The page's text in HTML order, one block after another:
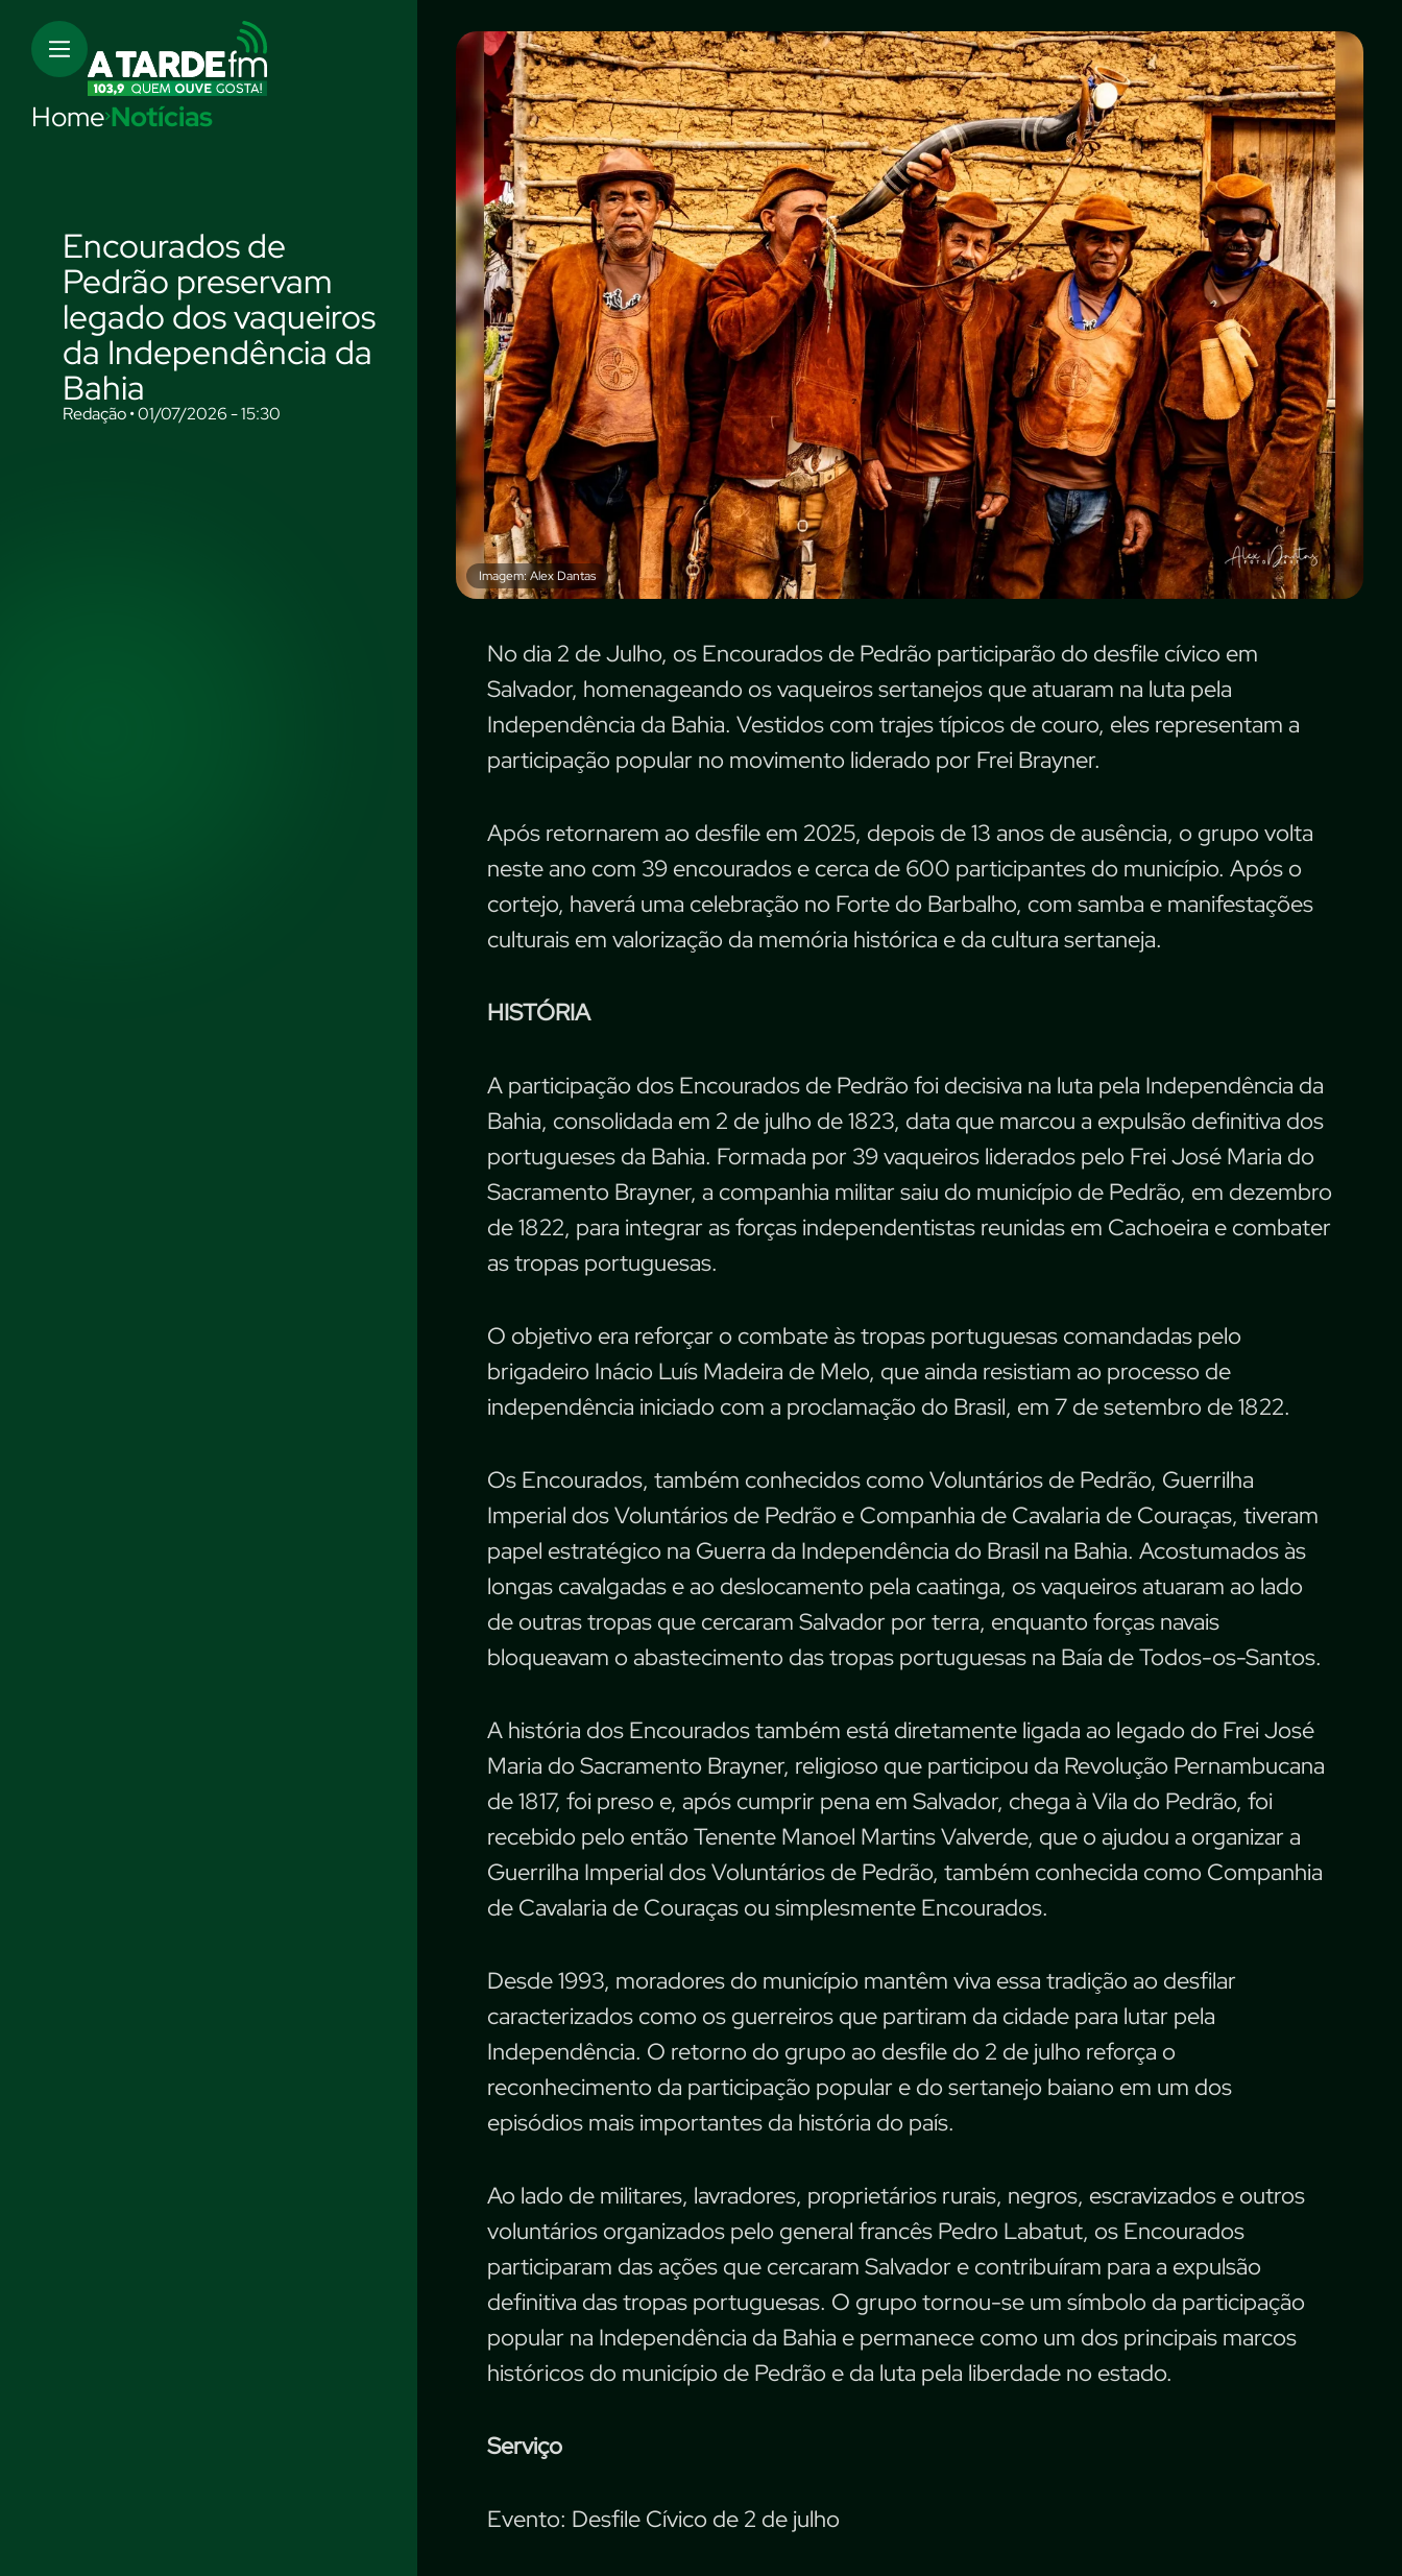
Home Notícias
Encourados de
Pedrão preservam
legado dos vaqueiros
da Independência da
Bahia
Redação • 01/07/2026 - 15:30
Imagem: Alex Dantas
No dia 2 de Julho, os Encourados de Pedrão participarão do desfile cívico em
Salvador, homenageando os vaqueiros sertanejos que atuaram na luta pela
Independência da Bahia. Vestidos com trajes típicos de couro, eles representam a
participação popular no movimento liderado por Frei Brayner.
Após retornarem ao desfile em 2025, depois de 13 anos de ausência, o grupo volta
neste ano com 39 encourados e cerca de 600 participantes do município. Após o
cortejo, haverá uma celebração no Forte do Barbalho, com samba e manifestações
culturais em valorização da memória histórica e da cultura sertaneja.
HISTÓRIA
A participação dos Encourados de Pedrão foi decisiva na luta pela Independência da
Bahia, consolidada em 2 de julho de 1823, data que marcou a expulsão definitiva dos
portugueses da Bahia. Formada por 39 vaqueiros liderados pelo Frei José Maria do
Sacramento Brayner, a companhia militar saiu do município de Pedrão, em dezembro
de 1822, para integrar as forças independentistas reunidas em Cachoeira e combater
as tropas portuguesas.
O objetivo era reforçar o combate às tropas portuguesas comandadas pelo
brigadeiro Inácio Luís Madeira de Melo, que ainda resistiam ao processo de
independência iniciado com a proclamação do Brasil, em 7 de setembro de 1822.
Os Encourados, também conhecidos como Voluntários de Pedrão, Guerrilha
Imperial dos Voluntários de Pedrão e Companhia de Cavalaria de Couraças, tiveram
papel estratégico na Guerra da Independência do Brasil na Bahia. Acostumados às
longas cavalgadas e ao deslocamento pela caatinga, os vaqueiros atuaram ao lado
de outras tropas que cercaram Salvador por terra, enquanto forças navais
bloqueavam o abastecimento das tropas portuguesas na Baía de Todos-os-Santos.
A história dos Encourados também está diretamente ligada ao legado do Frei José
Maria do Sacramento Brayner, religioso que participou da Revolução Pernambucana
de 1817, foi preso e, após cumprir pena em Salvador, chega à Vila do Pedrão, foi
recebido pelo então Tenente Manoel Martins Valverde, que o ajudou a organizar a
Guerrilha Imperial dos Voluntários de Pedrão, também conhecida como Companhia
de Cavalaria de Couraças ou simplesmente Encourados.
Desde 1993, moradores do município mantêm viva essa tradição ao desfilar
caracterizados como os guerreiros que partiram da cidade para lutar pela
Independência. O retorno do grupo ao desfile do 2 de julho reforça o
reconhecimento da participação popular e do sertanejo baiano em um dos
episódios mais importantes da história do país.
Ao lado de militares, lavradores, proprietários rurais, negros, escravizados e outros
voluntários organizados pelo general francês Pedro Labatut, os Encourados
participaram das ações que cercaram Salvador e contribuíram para a expulsão
definitiva das tropas portuguesas. O grupo tornou-se um símbolo da participação
popular na Independência da Bahia e permanece como um dos principais marcos
históricos do município de Pedrão e da luta pela liberdade no estado.
Serviço
Evento: Desfile Cívico de 2 de julho